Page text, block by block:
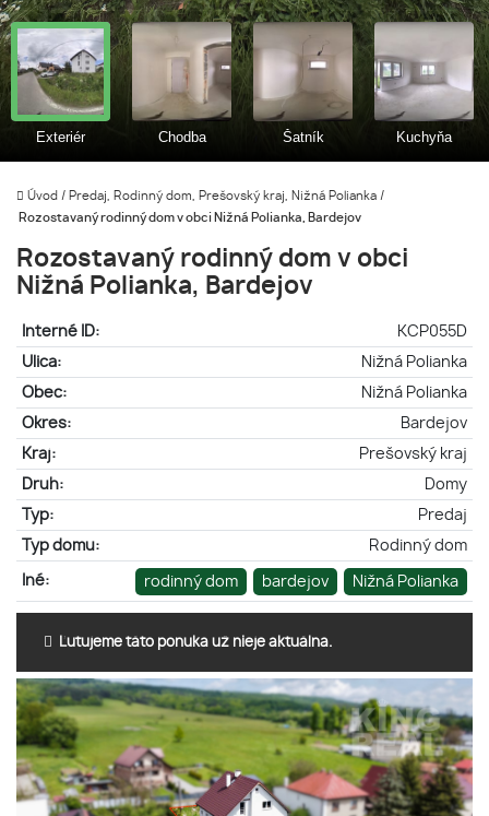
Úvod / Predaj, Rodinný dom, Prešovský kraj, Nižná Polianka /
Rozostavaný rodinný dom v obci Nižná Polianka, Bardejov
Rozostavaný rodinný dom v obci
Nižná Polianka, Bardejov
Interné ID:
KCP055D
Ulica:
Nižná Polianka
Obec:
Nižná Polianka
Okres:
Bardejov
Kraj:
Prešovský kraj
Druh:
Domy
Typ:
Predaj
Typ domu:
Rodinný dom
Iné: rodinný dom bardejov Nižná Polianka
Ľutujeme táto ponuka už nieje aktuálna.